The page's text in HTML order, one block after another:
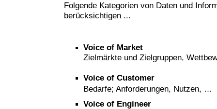
Folgende Kategorien von Daten und
berücksichtigen ...
Voice of Market
Zielmärkte und Zielgruppen,
Voice of Customer
Bedarfe; Anforderungen, Nutzen, …
Voice of Engineer